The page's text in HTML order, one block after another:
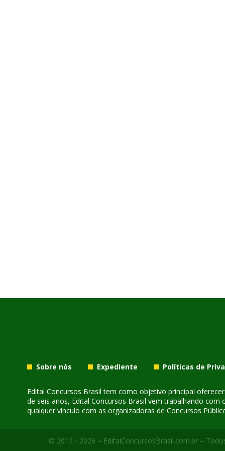
Sobre nós Expediente Políticas de
Edital Concursos Brasil tem como objetivo principal
de seis anos, Edital Concursos Brasil vem trabalhando
qualquer vínculo com as organizadoras de Concursos
© 2012 - 2026 – EditalConcursosBrasil.com.br –